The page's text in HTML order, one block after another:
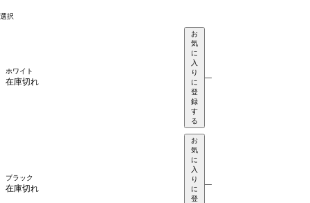
選択
ホワイト
在庫切れ
お
気
に
入
り
に
登
録
す
る
—
ブラック
在庫切れ
お
気
に
入
り
に
登
—